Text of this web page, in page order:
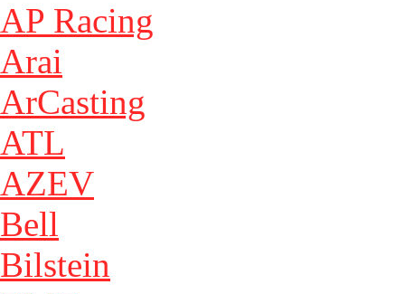
AP Racing
Arai
ArCasting
ATL
AZEV
Bell
Bilstein